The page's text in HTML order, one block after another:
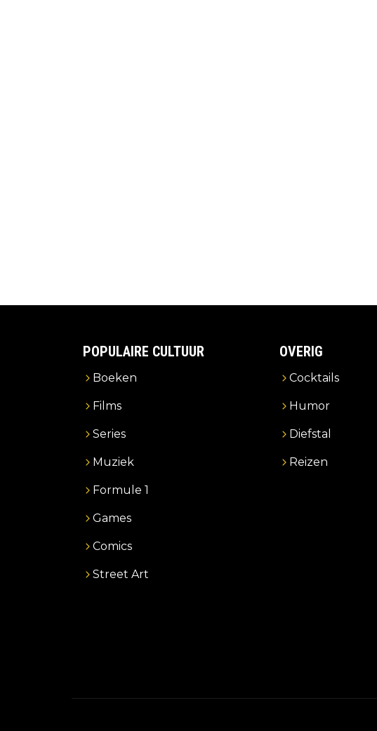
POPULAIRE CULTUUR
Boeken
Films
Series
Muziek
Formule 1
Games
Comics
Street Art
OVERIG
Cocktails
Humor
Diefstal
Reizen